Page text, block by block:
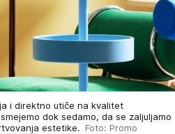
i direktno utiče na kvalitet
dok sedamo, da se zaljuljamo
estetike. Foto: Promo